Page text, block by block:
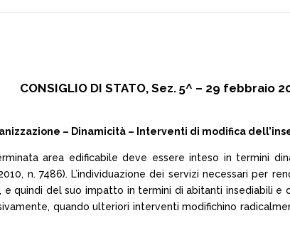
CONSIGLIO DI STATO, Sez. 5^ – 29 febbraio
– Dinamicità – Interventi di modifica
area edificabile deve essere inteso in termini
n. 7486). L’individuazione dei servizi necessari per
quindi del suo impatto in termini di abitanti insediabili e
quando ulteriori interventi modifichino